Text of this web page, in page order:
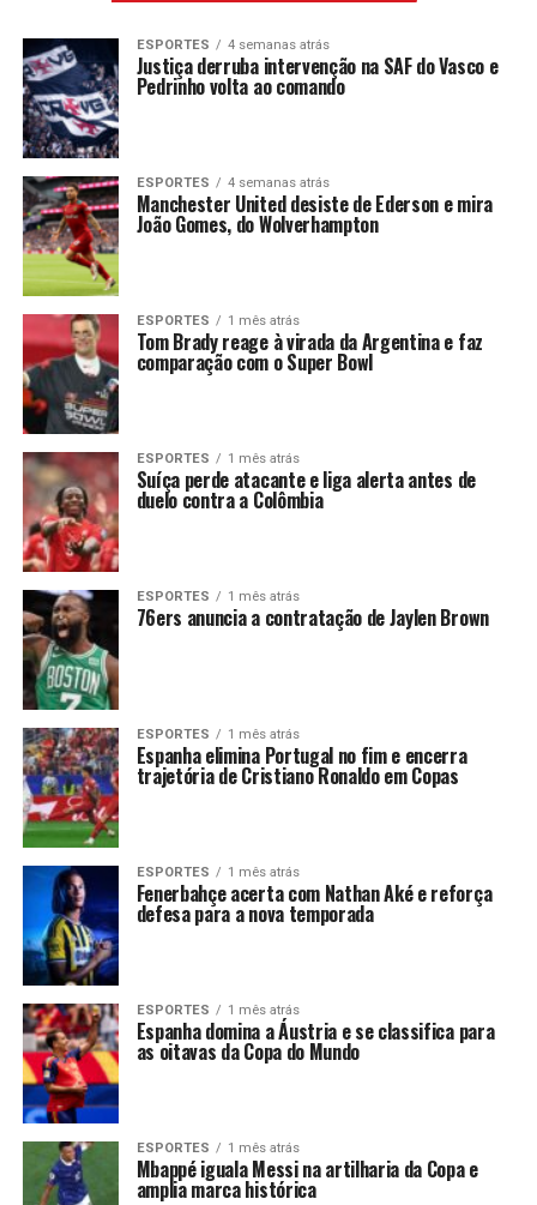
ESPORTES 4 semanas atrás
Justiça derruba intervenção na SAF do Vasco e
Pedrinho volta ao comando
ESPORTES 4 semanas atrás
Manchester United desiste de Ederson e mira
João Gomes, do Wolverhampton
ESPORTES 1 mês atrás
Tom Brady reage à virada da Argentina e faz
comparação com o Super Bowl
ESPORTES 1 mês atrás
Suíça perde atacante e liga alerta antes de
duelo contra a Colômbia
ESPORTES 1 mês atrás
76ers anuncia a contratação de Jaylen Brown
ESPORTES 1 mês atrás
Espanha elimina Portugal no fim e encerra
trajetória de Cristiano Ronaldo em Copas
ESPORTES 1 mês atrás
Fenerbahçe acerta com Nathan Aké e reforça
defesa para a nova temporada
ESPORTES 1 mês atrás
Espanha domina a Áustria e se classifica para
as oitavas da Copa do Mundo
ESPORTES 1 mês atrás
Mbappé iguala Messi na artilharia da Copa e
amplia marca histórica